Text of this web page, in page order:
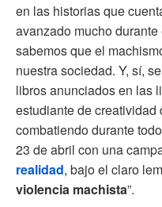
en las historias que
avanzado mucho
sabemos que el
nuestra sociedad. Y, sí,
libros anunciados en las
estudiante de
combatiendo durante
23 de abril con una
realidad, bajo el claro
violencia machista”.